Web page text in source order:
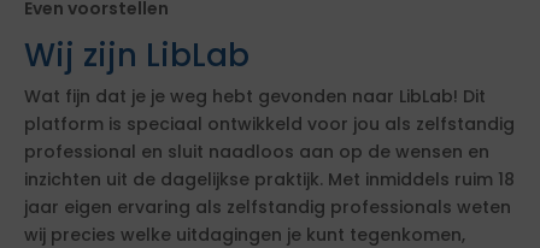
Even voorstellen
Wij zijn LibLab
Wat fijn dat je je weg hebt gevonden naar LibLab! Dit
platform is speciaal ontwikkeld voor jou als zelfstandig
professional en sluit naadloos aan op de wensen en
inzichten uit de dagelijkse praktijk. Met inmiddels ruim 18
jaar eigen ervaring als zelfstandig professionals weten
wij precies welke uitdagingen je kunt tegenkomen,